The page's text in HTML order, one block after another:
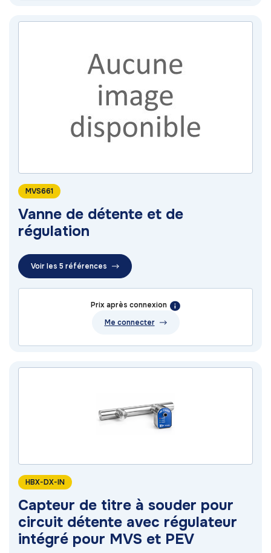
MVS661
Vanne de détente et de
régulation
Voir les 5 références
Prix après connexion
Me connecter
HBX-DX-IN
Capteur de titre à souder pour
circuit détente avec régulateur
intégré pour MVS et PEV